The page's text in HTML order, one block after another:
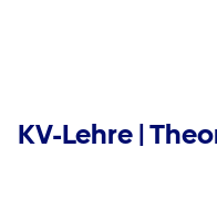
KV-Lehre |